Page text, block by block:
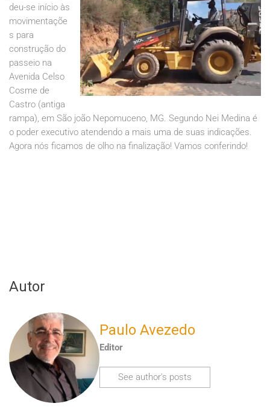
deu-se início às
movimentaçõe
s para
construção do
passeio na
Avenida Celso
Cosme de
Castro (antiga
rampa), em São joão Nepomuceno, MG. Segundo Nei Medina é
o poder executivo atendendo a mais uma de suas indicações.
Agora nós ficamos de olho na finalização! Vamos conferindo!
Autor
Paulo Avezedo
Editor
See author's posts